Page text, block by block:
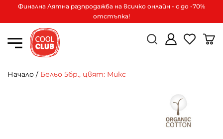
Финална Лятна разпродажба на всичко онлайн - с до -70%
отстъпка!
Начало / Бельо 5бр., цвят: Микс